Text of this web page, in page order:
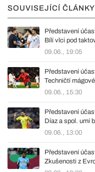
SOUVISEJÍCÍ ČLÁNKY
Představení
Bílí vlci pod
09.06., 19:05
Představení
Techničtí
09.06., 15:30
Představení
Díaz a spol. umí
09.06., 13:00
Představení
Zkušenosti z